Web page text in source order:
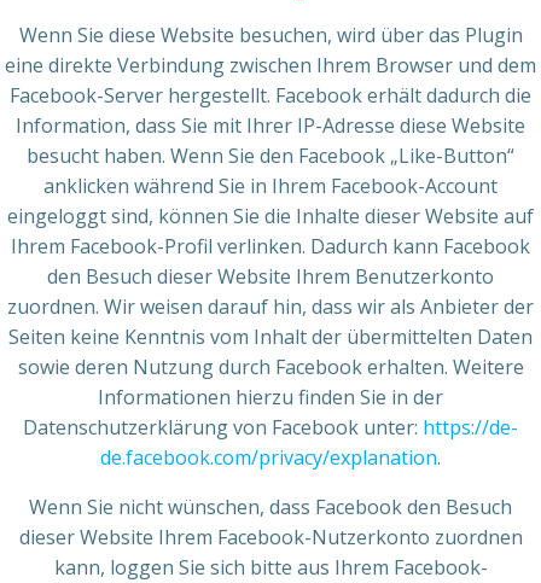
Wenn Sie diese Website besuchen, wird über das Plugin
eine direkte Verbindung zwischen Ihrem Browser und dem
Facebook-Server hergestellt. Facebook erhält dadurch die
Information, dass Sie mit Ihrer IP-Adresse diese Website
besucht haben. Wenn Sie den Facebook „Like-Button“
anklicken während Sie in Ihrem Facebook-Account
eingeloggt sind, können Sie die Inhalte dieser Website auf
Ihrem Facebook-Profil verlinken. Dadurch kann Facebook
den Besuch dieser Website Ihrem Benutzerkonto
zuordnen. Wir weisen darauf hin, dass wir als Anbieter der
Seiten keine Kenntnis vom Inhalt der übermittelten Daten
sowie deren Nutzung durch Facebook erhalten. Weitere
Informationen hierzu finden Sie in der
Datenschutzerklärung von Facebook unter: https://de-
de.facebook.com/privacy/explanation.
Wenn Sie nicht wünschen, dass Facebook den Besuch
dieser Website Ihrem Facebook-Nutzerkonto zuordnen
kann, loggen Sie sich bitte aus Ihrem Facebook-